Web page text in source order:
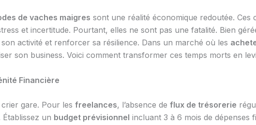
de vaches maigres sont une réalité économique redoutée. Ces
et incertitude. Pourtant, elles ne sont pas une fatalité. Bien
activité et renforcer sa résilience. Dans un marché où les
son business. Voici comment transformer ces temps morts en
Financière
gare. Pour les freelances, l’absence de flux de trésorerie
Établissez un budget prévisionnel incluant 3 à 6 mois de dépenses